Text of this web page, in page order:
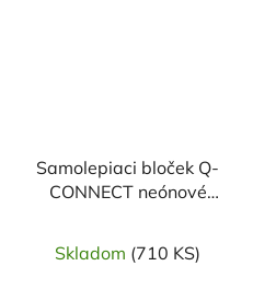
Samolepiaci bloček Q-
CONNECT neónové
Skladom (710 KS)